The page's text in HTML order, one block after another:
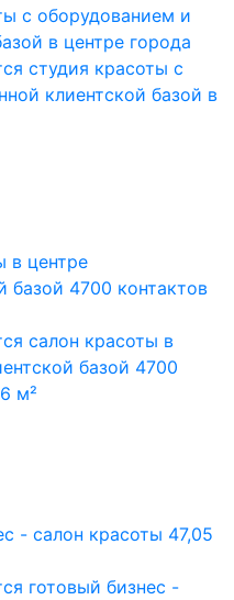
студия красоты с
клиентской базой в
салон красоты в
базой 4700
м²
готовый бизнес -